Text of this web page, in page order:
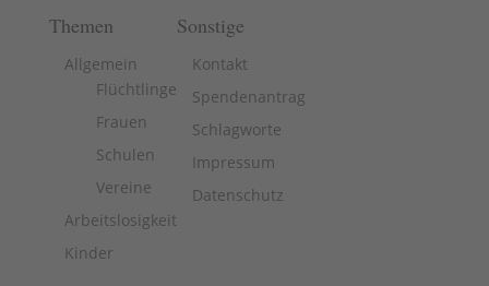
Themen
Allgemein
Flüchtlinge
Frauen
Schulen
Vereine
Arbeitslosigkeit
Kinder
Sonstige
Kontakt
Spendenantrag
Schlagworte
Impressum
Datenschutz